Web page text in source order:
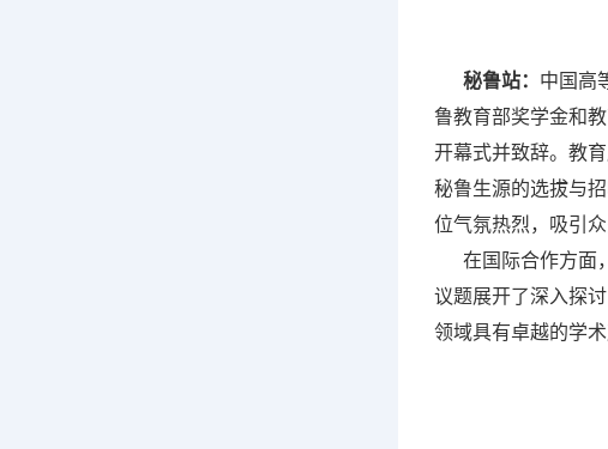
秘鲁站： 中国高
鲁教育部奖学金和
开幕式并致辞。教
秘鲁生源的选拔与
位气氛热烈，吸引
在国际合作方面，
议题展开了深入探
领域具有卓越的学